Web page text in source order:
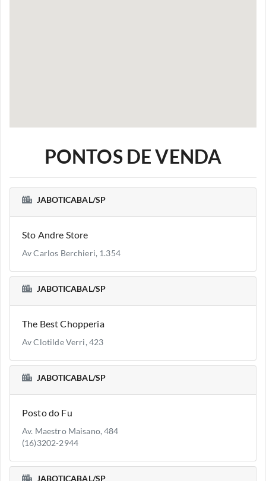
PONTOS DE VENDA
JABOTICABAL/SP
Sto Andre Store
Av Carlos Berchieri, 1.354
JABOTICABAL/SP
The Best Chopperia
Av Clotilde Verri, 423
JABOTICABAL/SP
Posto do Fu
Av. Maestro Maisano, 484
(16)3202-2944
JABOTICABAL/SP